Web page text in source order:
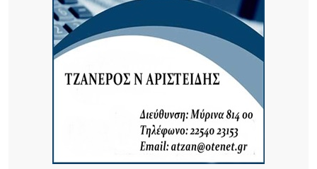
Τρεις συλλήψεις σε Λέσβο και Κορινθία για
πρόκληση πυρκαγιών από αμέλεια
5 ΏΡΕΣ ΠΡΙΝ
Καιρός: Ζέστη με 32 βαθμούς και ισχυροί βοριάδες
έως 7 μποφόρ σήμερα 9/8
Αποκαθίσταται σταδιακά η υδροδότηση στο